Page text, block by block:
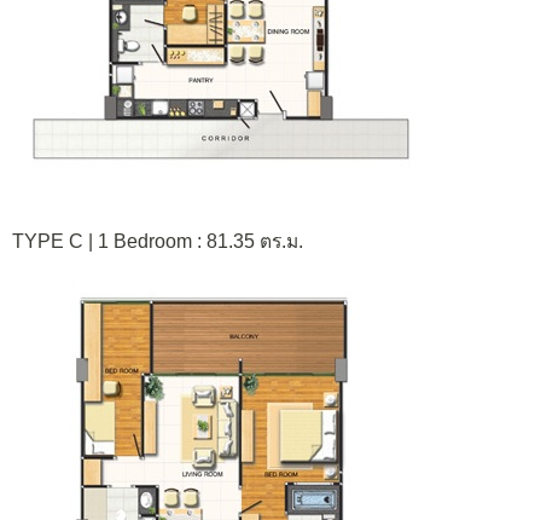
TYPE C | 1 Bedroom : 81.35 ตร.ม.